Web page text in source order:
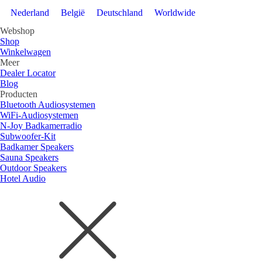
Nederland
België Deutschland
Worldwide
Webshop
Shop
Winkelwagen
Meer
Dealer Locator
Blog
Producten
Bluetooth Audiosystemen
WiFi-Audiosystemen
N-Joy Badkamerradio
Subwoofer-Kit
Badkamer Speakers
Sauna Speakers
Outdoor Speakers
Hotel Audio